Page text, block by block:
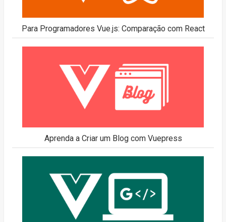
Para Programadores Vue.js: Comparação com React
Aprenda a Criar um Blog com Vuepress